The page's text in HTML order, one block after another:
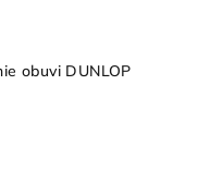
obuvi DUNLOP